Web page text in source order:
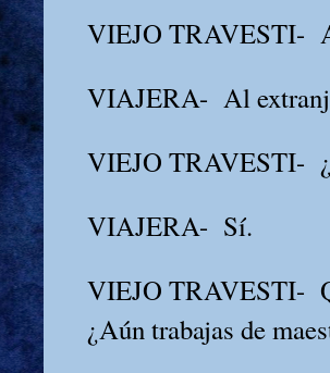
VIEJO TRAVESTI-
VIAJERA- Al
VIEJO TRAVESTI-
VIAJERA- Sí.
VIEJO TRAVESTI-
¿Aún trabajas de